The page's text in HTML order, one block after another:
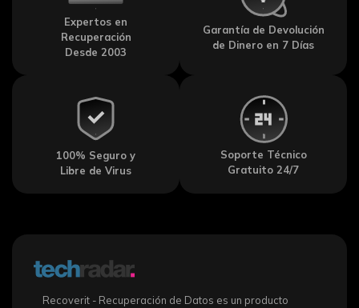
Expertos en
Recuperación
Desde 2003
Garantía de Devolución
de Dinero en 7 Días
100% Seguro y
Libre de Virus
Soporte Técnico
Gratuito 24/7
Recoverit - Recuperación de Datos es un producto